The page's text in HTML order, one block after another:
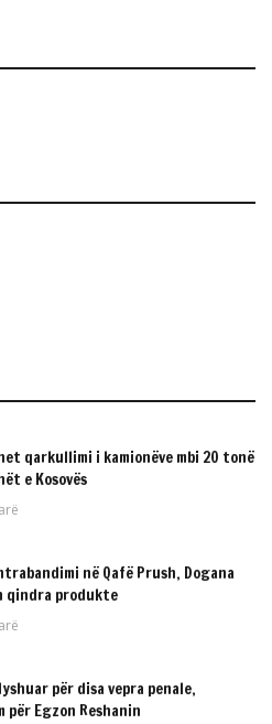
qarkullimi i kamionëve mbi 20 tonë
e Kosovës
në Qafë Prush, Dogana
qindra produkte
për disa vepra penale,
për Egzon Reshanin